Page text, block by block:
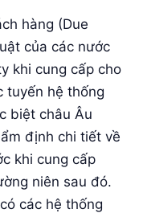
hàng (Due
của các nước
khi cung cấp cho
tuyến hệ thống
biệt châu Âu
định chi tiết về
khi cung cấp
niên sau đó.
các hệ thống